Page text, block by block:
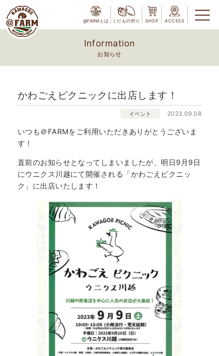
@FARMとは くだもの狩り SHOP ACCESS
Information
お知らせ
かわごえピクニックに出店します！
イベント 2023.09.08
いつも＠FARMをご利用いただきありがとうございま
す！
直前のお知らせとなってしまいましたが、明日9月9日
にウニクス川越にて開催される「かわごえピクニッ
ク」に出店いたします！